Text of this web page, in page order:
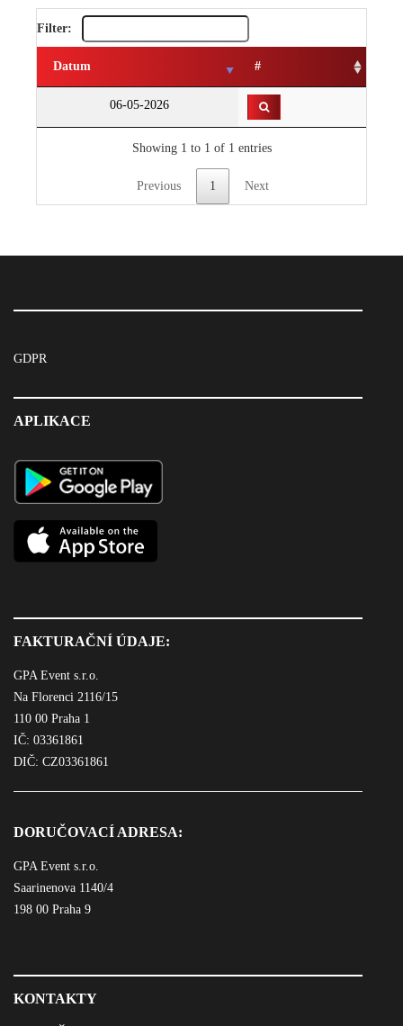
Filter:
Datum #
06-05-2026
Showing 1 to 1 of 1 entries
Previous 1 Next
GDPR
APLIKACE
FAKTURAČNÍ ÚDAJE:
GPA Event s.r.o.
Na Florenci 2116/15
110 00 Praha 1
IČ: 03361861
DIČ: CZ03361861
DORUČOVACÍ ADRESA:
GPA Event s.r.o.
Saarinenova 1140/4
198 00 Praha 9
KONTAKTY